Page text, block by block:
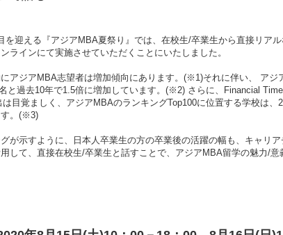
を迎える『アジアMBA夏祭り』では、在校生/卒業生から直接リア
ラインにて実施させていただくことにいたしました。
アジアMBA志望者は増加傾向にあります。(※1)それに伴い、 ア
と過去10年で1.5倍に増加しています。(※2) さらに、Financial
目覚ましく、アジアMBAのランキングTop100に位置する学校は
す。(※3)
が示すように、日本人卒業生の方の卒業後の活躍の幅も、キャリ
して、直接在校生/卒業生と話すことで、アジアMBA留学の魅力/意